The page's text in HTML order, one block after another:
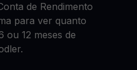
de Rendimento
para ver quanto
ou 12 meses de